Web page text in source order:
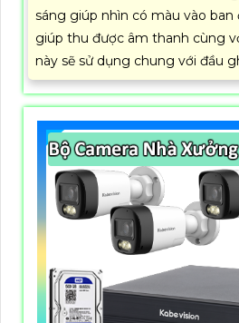
sáng giúp nhìn có màu vào
giúp thu được âm thanh cùng
này sẽ sử dụng chung với đầu